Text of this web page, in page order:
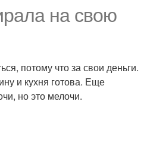
на свою
потому что за свои деньги.
и кухня готова. Еще
но это мелочи.